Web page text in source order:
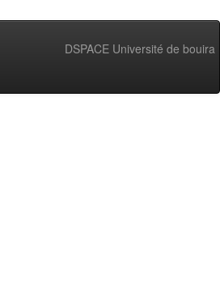
DSPACE Université de bouira